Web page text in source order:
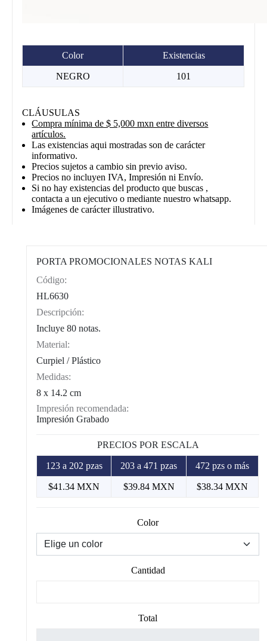
Color Existencias
NEGRO 101
CLÁUSULAS
Compra mínima de $ 5,000 mxn entre diversos
artículos.
Las existencias aqui mostradas son de carácter
informativo.
Precios sujetos a cambio sin previo aviso.
Precios no incluyen IVA, Impresión ni Envío.
Si no hay existencias del producto que buscas ,
contacta a un ejecutivo o mediante nuestro whatsapp.
Imágenes de carácter illustrativo.
PORTA PROMOCIONALES NOTAS KALI
Código:
HL6630
Descripción:
Incluye 80 notas.
Material:
Curpiel / Plástico
Medidas:
8 x 14.2 cm
Impresión recomendada:
Impresión Grabado
PRECIOS POR ESCALA
123 a 202 pzas 203 a 471 pzas 472 pzs o más
$41.34 MXN $39.84 MXN $38.34 MXN
Color
Cantidad
Total